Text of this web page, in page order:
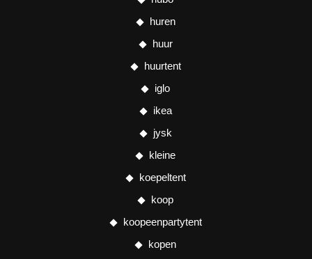
huren
huur
huurtent
iglo
ikea
jysk
kleine
koepeltent
koop
koopeenpartytent
kopen